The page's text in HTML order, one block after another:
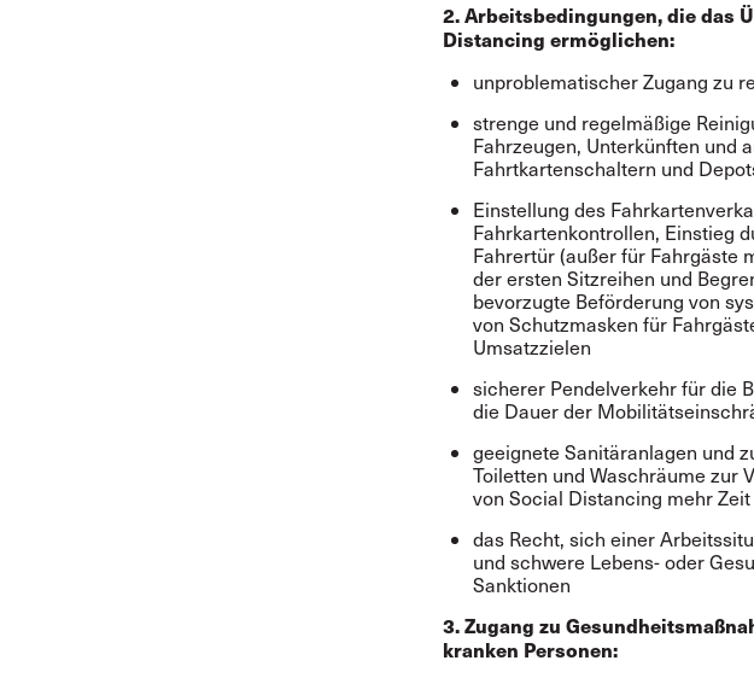
2. Arbeitsbedingungen, die das
Distancing ermöglichen:
unproblematischer Zugang zu
strenge und regelmäßige
Fahrzeugen, Unterkünften und
Fahrtkartenschaltern und
Einstellung des
Fahrkartenkontrollen, Einstieg
Fahrertür (außer für Fahrgäste
der ersten Sitzreihen und
bevorzugte Beförderung von
von Schutzmasken für
Umsatzzielen
sicherer Pendelverkehr für die
die Dauer der
geeignete Sanitäranlagen und
Toiletten und Waschräume zur
von Social Distancing mehr
das Recht, sich einer
und schwere Lebens- oder
Sanktionen
3. Zugang zu
kranken Personen: